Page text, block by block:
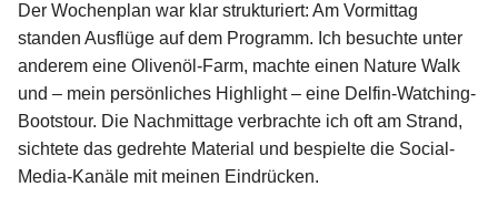
Der Wochenplan war klar strukturiert: Am Vormittag
standen Ausflüge auf dem Programm. Ich besuchte unter
anderem eine Olivenöl-Farm, machte einen Nature Walk
und – mein persönliches Highlight – eine Delfin-Watching-
Bootstour. Die Nachmittage verbrachte ich oft am Strand,
sichtete das gedrehte Material und bespielte die Social-
Media-Kanäle mit meinen Eindrücken.